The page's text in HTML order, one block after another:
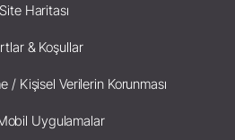
Site Haritası
& Koşullar
/ Kişisel Verilerin Korunması
Uygulamalar